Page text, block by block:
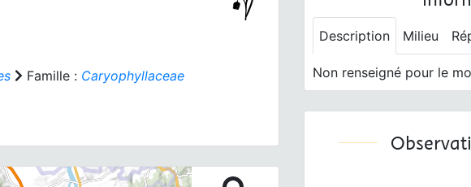
Famille : Caryophyllaceae
Description Milieu
Non renseigné pour le